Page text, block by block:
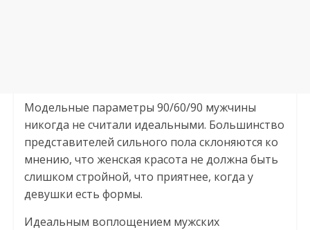
Модельные параметры 90/60/90 мужчины
никогда не считали идеальными. Большинство
представителей сильного пола склоняются ко
мнению, что женская красота не должна быть
слишком стройной, что приятнее, когда у
девушки есть формы.
Идеальным воплощением мужских